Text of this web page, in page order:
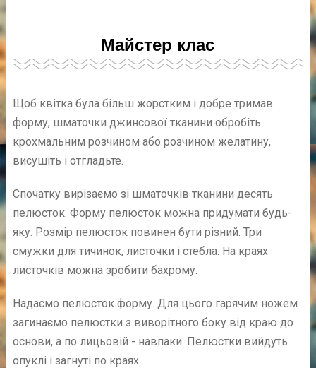
Майстер клас
Щоб квітка була більш жорстким і добре тримав
форму, шматочки джинсової тканини обробіть
крохмальним розчином або розчином желатину,
висушіть і отгладьте.
Спочатку вирізаємо зі шматочків тканини десять
пелюсток. Форму пелюсток можна придумати будь-
яку. Розмір пелюсток повинен бути різний. Три
смужки для тичинок, листочки і стебла. На краях
листочків можна зробити бахрому.
Надаємо пелюсток форму. Для цього гарячим ножем
загинаємо пелюстки з виворітного боку від краю до
основи, а по лицьовій - навпаки. Пелюстки вийдуть
опуклі і загнуті по краях.